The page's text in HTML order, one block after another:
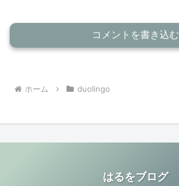
コメントを書き込む
ホーム duolingo
はるをブログ